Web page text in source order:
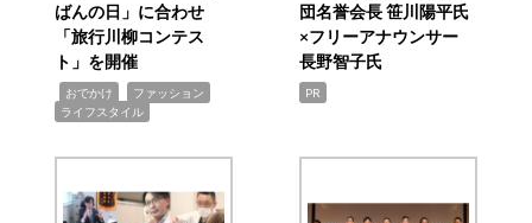
ばんの日」に合わせ
「旅行川柳コンテス
ト」を開催
おでかけ ファッション
ライフスタイル
団名誉会長 笹川陽平氏
×フリーアナウンサー
長野智子氏
PR